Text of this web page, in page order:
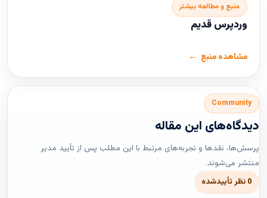
منبع و مطالعه بیشتر
وردپرس قدیم
مشاهده منبع
Community
دیدگاه‌های این مقاله
پرسش‌ها، نقدها و تجربه‌های مرتبط با این مطلب پس از تأیید مدیر
منتشر می‌شوند.
0 نظر تأییدشده